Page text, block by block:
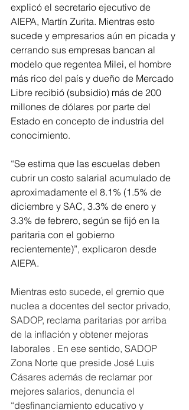
explicó el secretario ejecutivo de
AIEPA, Martín Zurita. Mientras esto
sucede y empresarios aún en picada y
cerrando sus empresas bancan al
modelo que regentea Milei, el hombre
más rico del país y dueño de Mercado
Libre recibió (subsidio) más de 200
millones de dólares por parte del
Estado en concepto de industria del
conocimiento.
“Se estima que las escuelas deben
cubrir un costo salarial acumulado de
aproximadamente el 8.1% (1.5% de
diciembre y SAC, 3.3% de enero y
3.3% de febrero, según se fijó en la
paritaria con el gobierno
recientemente)”, explicaron desde
AIEPA.
Mientras esto sucede, el gremio que
nuclea a docentes del sector privado,
SADOP, reclama paritarias por arriba
de la inflación y obtener mejoras
laborales . En ese sentido, SADOP
Zona Norte que preside José Luis
Cásares además de reclamar por
mejores salarios, denuncia el
“desfinanciamiento educativo y